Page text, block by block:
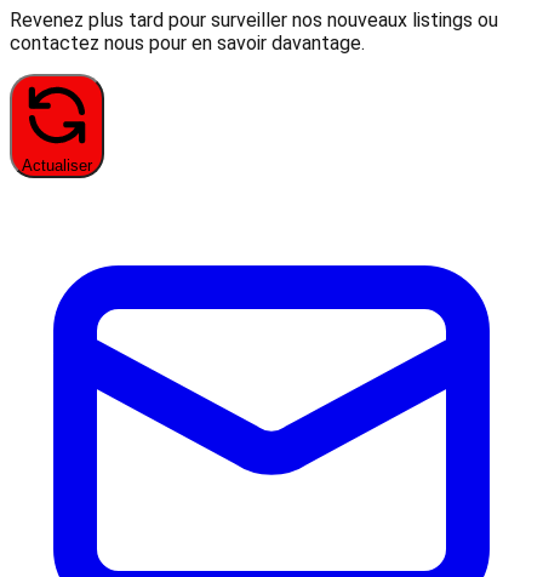
Revenez plus tard pour surveiller nos nouveaux listings ou
contactez nous pour en savoir davantage.
Actualiser